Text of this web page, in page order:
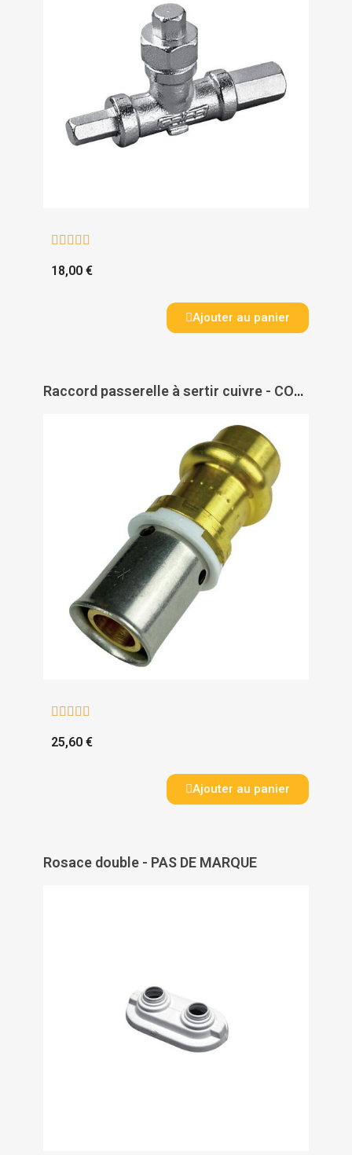
    
18,00 €
Ajouter au panier
Raccord passerelle à sertir cuivre - COMAP
    
25,60 €
Ajouter au panier
Rosace double - PAS DE MARQUE